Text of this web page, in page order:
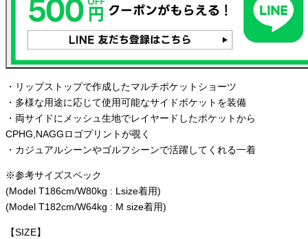
・リップストップで作成したマルチポケットショーツ
・多様な用途に応じて使用可能なサイドポケットを装備
・両サイドにメッシュ生地でレイヤードしたポケットから
CPHG,NAGGロゴプリントが覗く
・カジュアルシーンやゴルフシーンで活躍してくれる一着
※参考サイズスペック
(Model T186cm/W80kg : Lsize着用)
(Model T182cm/W64kg : M size着用)
【SIZE】